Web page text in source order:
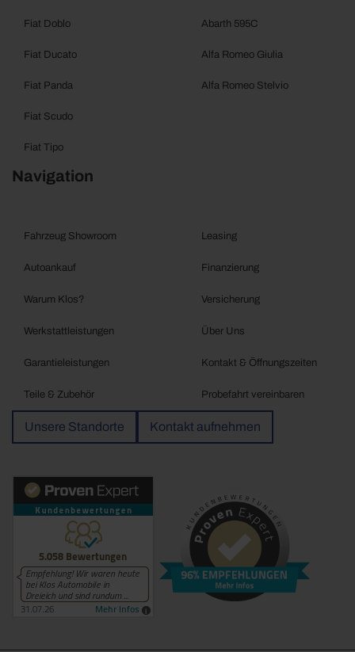
Fiat Doblo
Fiat Ducato
Fiat Panda
Fiat Scudo
Fiat Tipo
Abarth 595C
Alfa Romeo Giulia
Alfa Romeo Stelvio
Navigation
Fahrzeug Showroom
Autoankauf
Warum Klos?
Werkstattleistungen
Garantieleistungen
Teile & Zubehör
Leasing
Finanzierung
Versicherung
Über Uns
Kontakt & Öffnungszeiten
Probefahrt vereinbaren
Unsere Standorte Kontakt aufnehmen